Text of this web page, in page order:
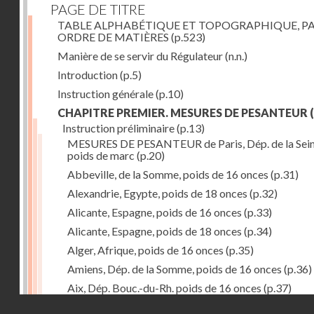
PAGE DE TITRE
TABLE ALPHABÉTIQUE ET TOPOGRAPHIQUE,
ORDRE DE MATIÈRES (p.523)
Manière de se servir du Régulateur(n.n.)
Introduction(p.5)
Instruction générale(p.10)
CHAPITRE PREMIER. MESURES DE PESANTEUR
Instruction préliminaire(p.13)
MESURES DE PESANTEUR de Paris, Dép. de la
poids de marc (p.20)
Abbeville, de la Somme, poids de 16 onces (p.31)
Alexandrie, Egypte, poids de 18 onces (p.32)
Alicante, Espagne, poids de 16 onces (p.33)
Alicante, Espagne, poids de 18 onces (p.34)
Alger, Afrique, poids de 16 onces (p.35)
Amiens, Dép. de la Somme, poids de 16 onces (p.36)
Aix, Dép. Bouc.-du-Rh. poids de 16 onces (p.37)